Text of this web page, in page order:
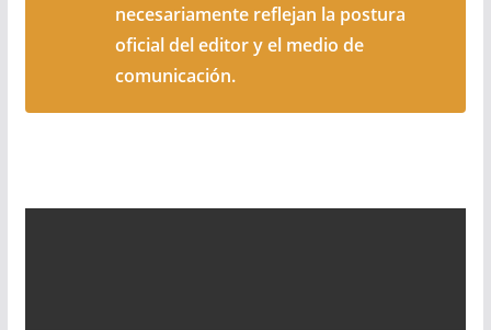
necesariamente reflejan la postura
oficial del editor y el medio de
comunicación.